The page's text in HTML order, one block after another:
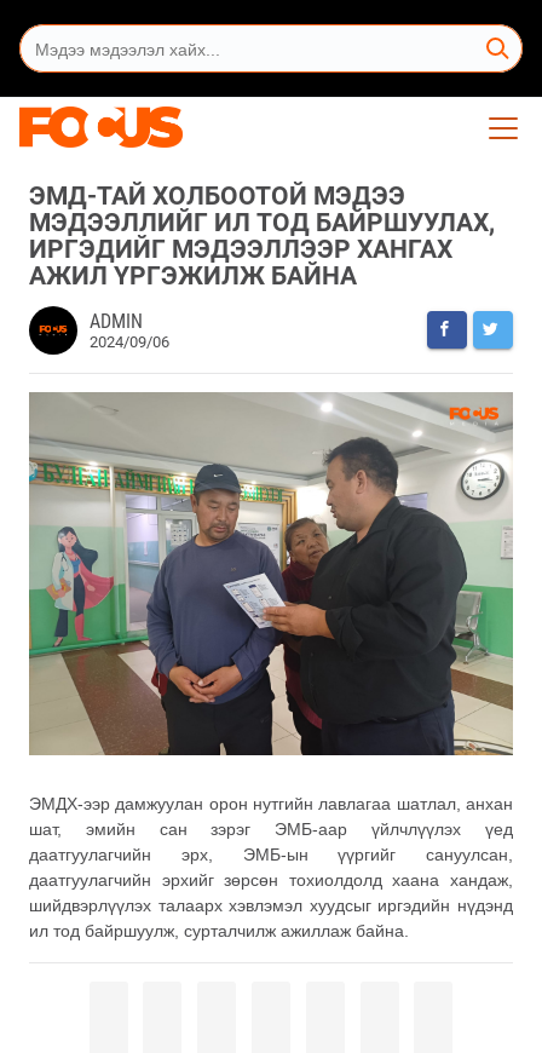
ЭМД-ТАЙ ХОЛБООТОЙ МЭДЭЭ
МЭДЭЭЛЛИЙГ ИЛ ТОД БАЙРШУУЛАХ,
ИРГЭДИЙГ МЭДЭЭЛЛЭЭР ХАНГАХ
АЖИЛ ҮРГЭЖИЛЖ БАЙНА
ADMIN
2024/09/06
ЭМДХ-ээр дамжуулан орон нутгийн лавлагаа шатлал, анхан
шат, эмийн сан зэрэг ЭМБ-аар үйлчлүүлэх үед
даатгуулагчийн эрх, ЭМБ-ын үүргийг сануулсан,
даатгуулагчийн эрхийг зөрсөн тохиолдолд хаана хандаж,
шийдвэрлүүлэх талаарх хэвлэмэл хуудсыг иргэдийн нүдэнд
ил тод байршуулж, сурталчилж ажиллаж байна.